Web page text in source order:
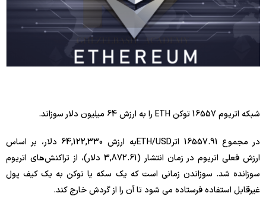
شبکه اتریوم 16557 توکن ETH را به ارزش 64 میلیون دلار سوزاند.
در مجموع 16557.91 اترETH/USDبه ارزش 64,122,330 دلار، بر اساس
ارزش فعلی اتریوم در زمان انتشار (3,872.61 دلار)، از تراکنش‌های اتریوم
سوزانده شد. سوزاندن زمانی است که یک سکه یا توکن به یک کیف پول
غیرقابل استفاده فرستاده می شود تا آن را از گردش خارج کند.